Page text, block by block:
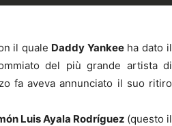
il quale Daddy Yankeeha dato il
del più grande artista di
fa aveva annunciato il suo ritiro
Luis Ayala Rodríguez (questo il